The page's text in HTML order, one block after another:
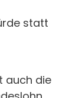
statt
auch die